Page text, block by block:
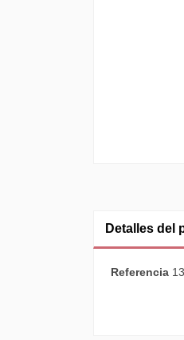
Detalles del
Referencia